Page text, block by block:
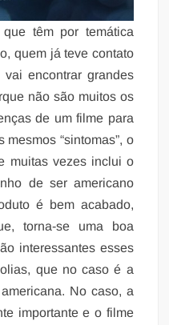
têm por temática
quem já teve contato
encontrar grandes
não são muitos os
de um filme para
“sintomas”, o
muitas vezes inclui o
de ser americano
é bem acabado,
torna-se uma boa
interessantes esses
que no caso é a
No caso, a
importante e o filme